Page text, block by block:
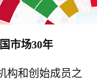
市场30年
构和创始成员之